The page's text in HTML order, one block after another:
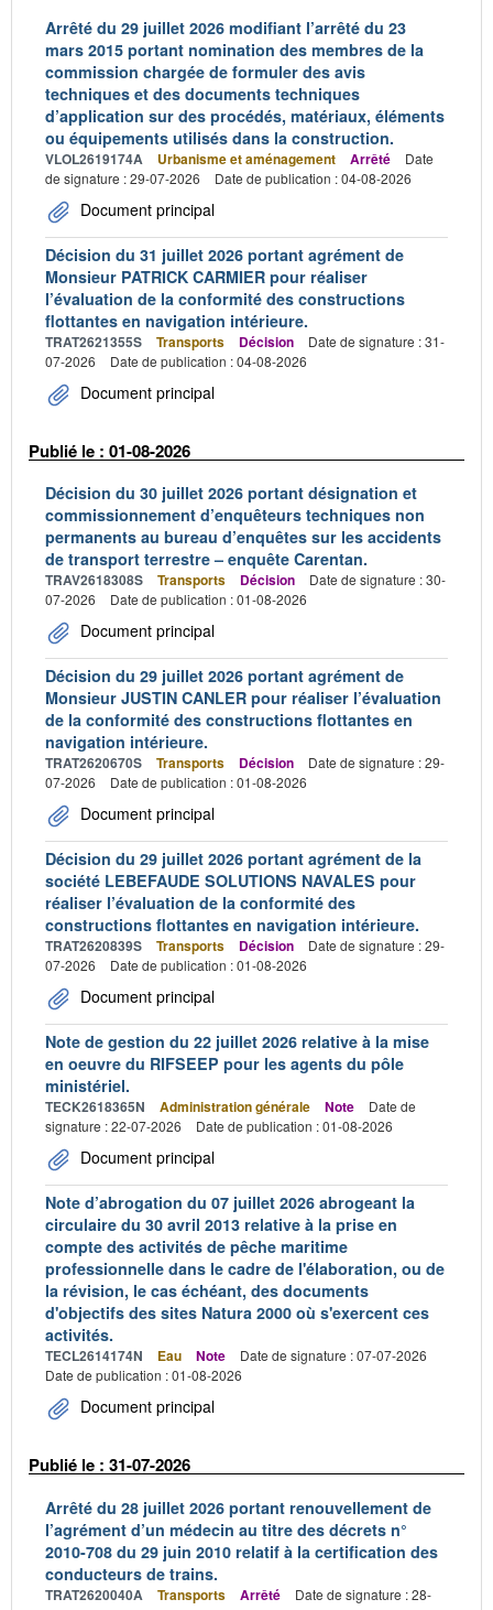
Arrêté du 29 juillet 2026 modifiant l’arrêté du 23
mars 2015 portant nomination des membres de la
commission chargée de formuler des avis
techniques et des documents techniques
d’application sur des procédés, matériaux, éléments
ou équipements utilisés dans la construction.
VLOL2619174A Urbanisme et aménagement Arrêté
Date
de signature : 29-07-2026
Date de publication : 04-08-2026
Document principal
Décision du 31 juillet 2026 portant agrément de
Monsieur PATRICK CARMIER pour réaliser
l’évaluation de la conformité des constructions
flottantes en navigation intérieure.
TRAT2621355S Transports Décision
Date de signature : 31-
07-2026
Date de publication : 04-08-2026
Document principal
Publié le : 01-08-2026
Décision du 30 juillet 2026 portant désignation et
commissionnement d’enquêteurs techniques non
permanents au bureau d’enquêtes sur les accidents
de transport terrestre – enquête Carentan.
TRAV2618308S Transports Décision
Date de signature : 30-
07-2026
Date de publication : 01-08-2026
Document principal
Décision du 29 juillet 2026 portant agrément de
Monsieur JUSTIN CANLER pour réaliser l’évaluation
de la conformité des constructions flottantes en
navigation intérieure.
TRAT2620670S Transports Décision
Date de signature : 29-
07-2026
Date de publication : 01-08-2026
Document principal
Décision du 29 juillet 2026 portant agrément de la
société LEBEFAUDE SOLUTIONS NAVALES pour
réaliser l’évaluation de la conformité des
constructions flottantes en navigation intérieure.
TRAT2620839S Transports Décision
Date de signature : 29-
07-2026
Date de publication : 01-08-2026
Document principal
Note de gestion du 22 juillet 2026 relative à la mise
en oeuvre du RIFSEEP pour les agents du pôle
ministériel.
TECK2618365N Administration générale Note
Date de
signature : 22-07-2026
Date de publication : 01-08-2026
Document principal
Note d’abrogation du 07 juillet 2026 abrogeant la
circulaire du 30 avril 2013 relative à la prise en
compte des activités de pêche maritime
professionnelle dans le cadre de l'élaboration, ou de
la révision, le cas échéant, des documents
d'objectifs des sites Natura 2000 où s'exercent ces
activités.
TECL2614174N Eau Note
Date de signature : 07-07-2026
Date de publication : 01-08-2026
Document principal
Publié le : 31-07-2026
Arrêté du 28 juillet 2026 portant renouvellement de
l’agrément d’un médecin au titre des décrets n°
2010-708 du 29 juin 2010 relatif à la certification des
conducteurs de trains.
TRAT2620040A Transports Arrêté
Date de signature : 28-